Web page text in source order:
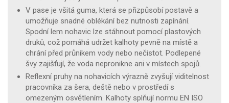
V pase je všitá guma, která se přizpůsobí postavě a
umožňuje snadné oblékání bez nutnosti zapínání.
Spodní lem nohavic lze stáhnout pomocí plastových
druků, což pomáhá udržet kalhoty pevně na místě a
chrání před průnikem vody nebo nečistot. Podlepené
švy zajišťují, že voda nepronikne ani v místech spojů.
Reflexní pruhy na nohavicích výrazně zvyšují viditelnost
pracovníka za šera, deště nebo v prostředí s
omezeným osvětlením. Kalhoty splňují normu EN ISO